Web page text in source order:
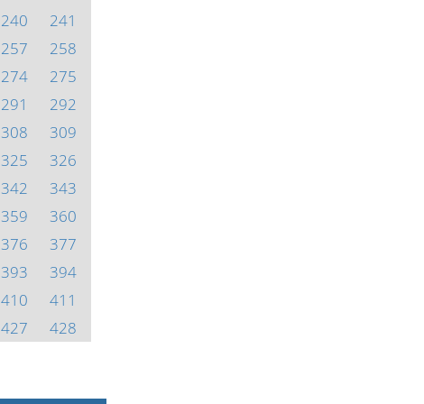
240
241
257
258
274
275
291
292
308
309
325
326
342
343
359
360
376
377
393
394
410
411
427
428